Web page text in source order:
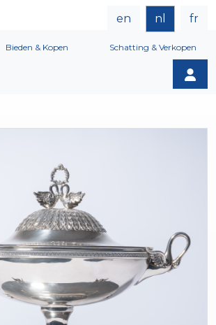
en nl fr
Bieden & Kopen Schatting & Verkopen